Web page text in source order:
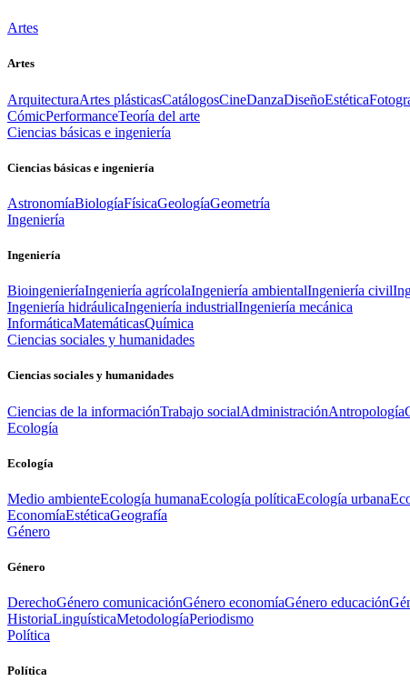
Artes
Artes
ArquitecturaArtes plásticasCatálogosCineDanzaDiseñoEstética
CómicPerformanceTeoría del arte
Ciencias básicas e ingeniería
Ciencias básicas e ingeniería
AstronomíaBiologíaFísicaGeologíaGeometría
Ingeniería
Ingeniería
BioingenieríaIngeniería agrícolaIngeniería ambientalIngeniería civil
Ingeniería hidráulicaIngeniería industrialIngeniería mecánica
InformáticaMatemáticasQuímica
Ciencias sociales y humanidades
Ciencias sociales y humanidades
Ciencias de la informaciónTrabajo socialAdministraciónAntropología
Ecología
Ecología
Medio ambienteEcología humanaEcología políticaEcología urbana
EconomíaEstéticaGeografía
Género
Género
DerechoGénero comunicaciónGénero economíaGénero educación
HistoriaLinguísticaMetodologíaPeriodismo
Política
Política